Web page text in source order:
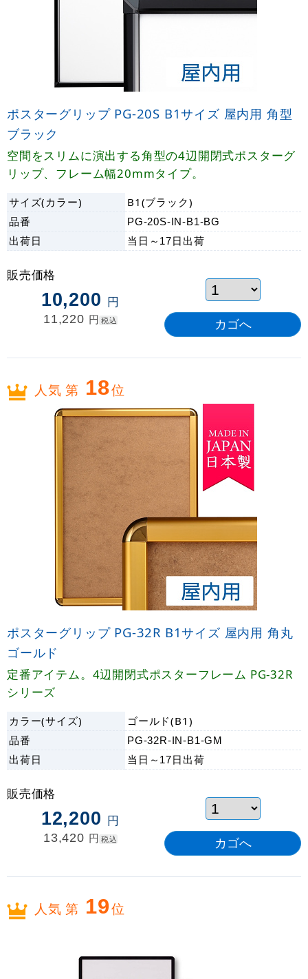
ポスターグリップ PG-20S B1サイズ 屋内用 角型
ブラック
空間をスリムに演出する角型の4辺開閉式ポスターグ
リップ、フレーム幅20mmタイプ。
サイズ(カラー)
B1(ブラック)
品番
PG-20S-IN-B1-BG
出荷日 当日～17日 出荷
販売価格
10,200 円
11,220 円 税込
人気 第 18位
ポスターグリップ PG-32R B1サイズ 屋内用 角丸
ゴールド
定番アイテム。4辺開閉式ポスターフレーム PG-32R
シリーズ
カラー(サイズ)
ゴールド(B1)
品番
PG-32R-IN-B1-GM
出荷日 当日～17日 出荷
販売価格
12,200 円
13,420 円 税込
人気 第 19位